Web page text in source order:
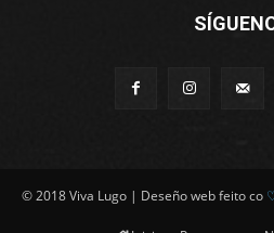
© 2018 Viva Lugo | Deseño web feito co